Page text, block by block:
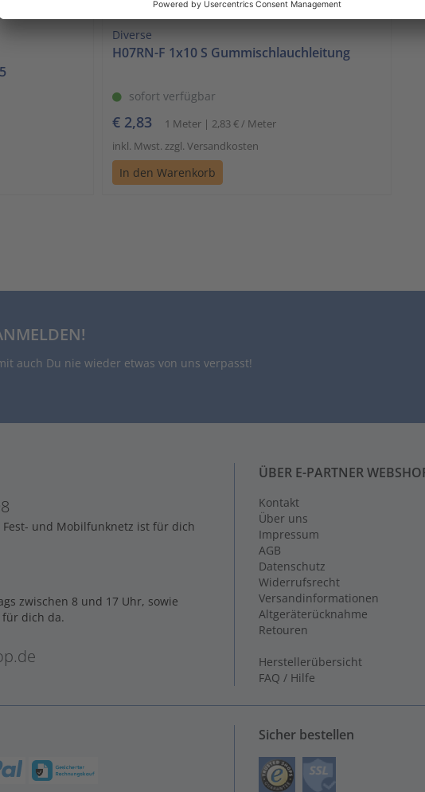
Diverse
H07RN-F 1x10 S Gummischlauchleitung
sofort verfügbar
€ 2,83
1 Meter | 2,83 € / Meter
inkl. Mwst. zzgl. Versandkosten
In den Warenkorb
auch Du nie wieder etwas von uns verpasst!
und Mobilfunknetz ist für dich
zwischen 8 und 17 Uhr, sowie
dich da.
ÜBER E-PARTNER
Kontakt
Über uns
Impressum
AGB
Datenschutz
Widerrufsrecht
Versandinformationen
Altgeräterücknahme
Retouren
Herstellerübersicht
FAQ / Hilfe
Sicher bestellen